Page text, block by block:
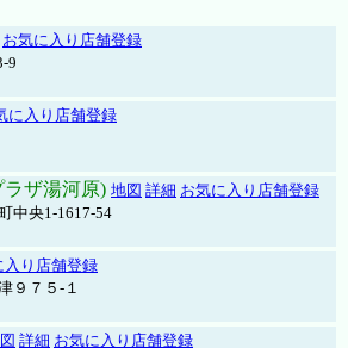
お気に入り店舗登録
9
に入り店舗登録
ザ湯河原) 地図 詳細 お気に入り店舗登録
中央1-1617-54
入り店舗登録
９７５-１
詳細 お気に入り店舗登録